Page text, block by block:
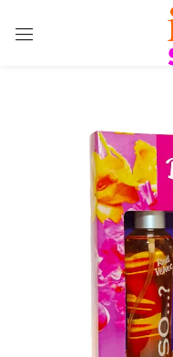
Remember me